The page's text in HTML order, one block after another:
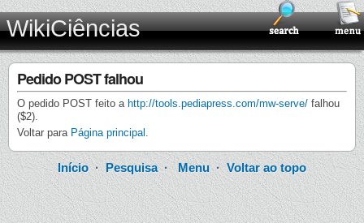
WikiCiências
Pedido POST falhou
O pedido POST feito a http://tools.pediapress.com/mw-serve/ falhou
($2).
Voltar para Página principal .
Início·Pesquisa· Menu· Voltar ao topo